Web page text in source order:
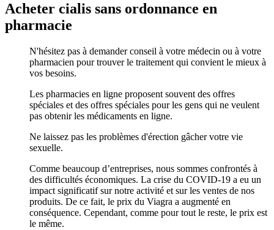
Acheter cialis sans ordonnance en
pharmacie
N'hésitez pas à demander conseil à votre médecin ou à votre
pharmacien pour trouver le traitement qui convient le mieux à
vos besoins.
Les pharmacies en ligne proposent souvent des offres
spéciales et des offres spéciales pour les gens qui ne veulent
pas obtenir les médicaments en ligne.
Ne laissez pas les problèmes d'érection gâcher votre vie
sexuelle.
Comme beaucoup d’entreprises, nous sommes confrontés à
des difficultés économiques. La crise du COVID-19 a eu un
impact significatif sur notre activité et sur les ventes de nos
produits. De ce fait, le prix du Viagra a augmenté en
conséquence. Cependant, comme pour tout le reste, le prix est
le même.